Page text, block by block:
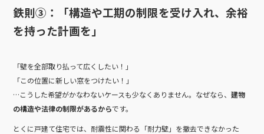
鉄則③：「構造や工期の制限を受け入れ、余裕
を持った計画を」
「壁を全部取り払って広くしたい！」
「この位置に新しい窓をつけたい！」
…こうした希望がかなわないケースも少なくありません。なぜなら、建物
の構造や法律の制限があるからです。
とくに戸建て住宅では、耐震性に関わる「耐力壁」を撤去できなかった